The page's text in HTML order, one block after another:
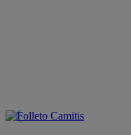
Nueva app